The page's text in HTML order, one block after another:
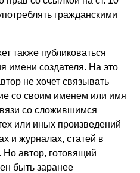
гражданскими
также публиковаться
имени создателя. На это
не хочет связывать
со своим именем или имя
со сло­жившимся
или иных произведе­ний
и журналах, статей в
Но автор, готовящий
быть заранее